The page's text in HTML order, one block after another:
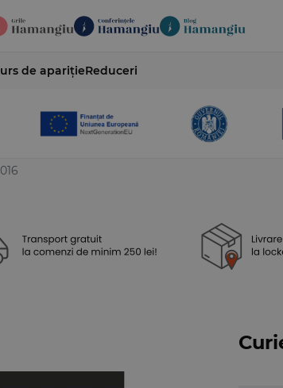
de aparițieReduceri